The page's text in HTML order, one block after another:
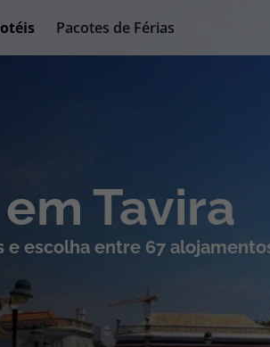
Pacotes de Férias
Blog TopViagens
Cruzeiros
Promoções
Tavira
e escolha entre 67